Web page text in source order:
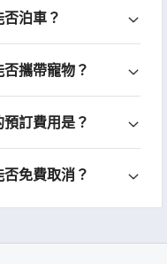
泊車？
攜帶寵物？
訂費用是？
免費取消？